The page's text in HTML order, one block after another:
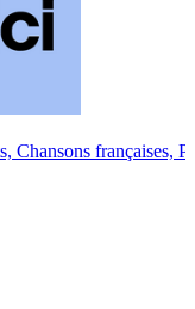
Chansons françaises,